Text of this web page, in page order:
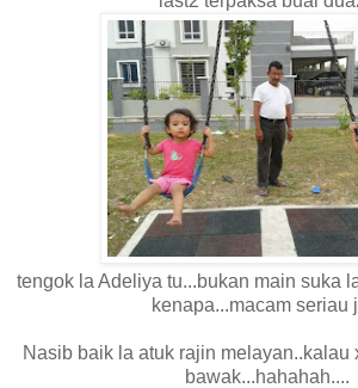
tengok la Adeliya tu...bukan main suka
kenapa...macam seriau
Nasib baik la atuk rajin melayan..kalau
bawak...hahahah....